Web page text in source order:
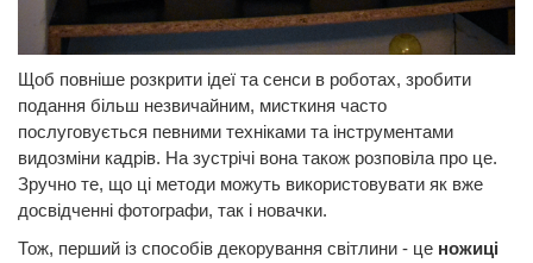
Щоб повніше розкрити ідеї та сенси в роботах, зробити
подання більш незвичайним, мисткиня часто
послуговується певними техніками та інструментами
видозміни кадрів. На зустрічі вона також розповіла про це.
Зручно те, що ці методи можуть використовувати як вже
досвідченні фотографи, так і новачки.
Тож, перший із способів декорування світлини - це ножиці